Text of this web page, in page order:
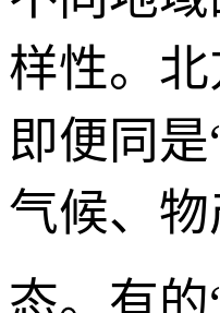
样性。
即便同
气候、